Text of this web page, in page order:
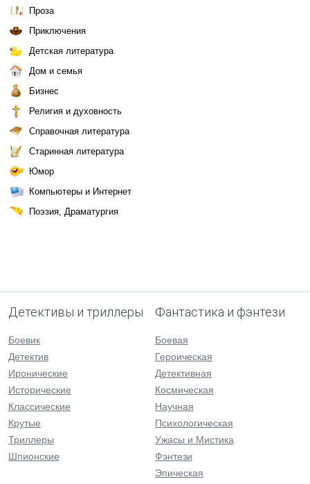
Проза
Приключения
Детская литература
Дом и семья
Бизнес
Религия и духовность
Справочная литература
Старинная литература
Юмор
Компьютеры и Интернет
Поэзия, Драматургия
Детективы и триллеры
Боевик
Детектив
Иронические
Исторические
Классические
Крутые
Триллеры
Шпионские
Фантастика и фэнтези
Боевая
Героическая
Детективная
Космическая
Научная
Психологическая
Ужасы и Мистика
Фэнтези
Эпическая